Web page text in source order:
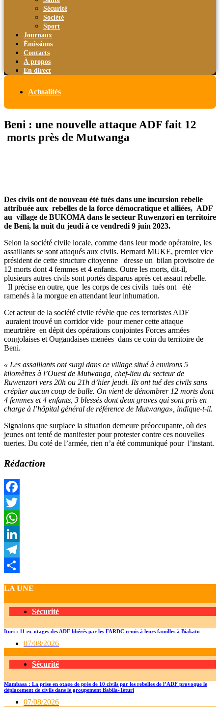
Sécurité
Société
Sport
Journaux
Émissions
Contacts
À propos
En direct
Actualités
Beni : une nouvelle attaque ADF fait 12
morts près de Mutwanga
Des civils ont de nouveau été tués dans une incursion rebelle
attribuée aux rebelles de la force démocratique et alliées, ADF
au village de BUKOMA dans le secteur Ruwenzori en territoire
de Beni, la nuit du jeudi à ce vendredi 9 juin 2023.
Selon la société civile locale, comme dans leur mode opératoire, les
assaillants se sont attaqués aux civils. Bernard MUKE, premier vice
président de cette structure citoyenne dresse un bilan provisoire de
12 morts dont 4 femmes et 4 enfants. Outre les morts, dit-il,
plusieurs autres civils sont portés disparus après cet assaut rebelle.
Il précise en outre, que les corps de ces civils tués ont été
ramenés à la morgue en attendant leur inhumation.
Cet acteur de la société civile révèle que ces terroristes ADF
auraient trouvé un corridor vide pour mener cette attaque
meurtrière en dépit des opérations conjointes Forces armées
congolaises et Ougandaises menées dans ce coin du territoire de
Beni.
« Les assaillants ont surgi dans ce village situé à environs 5
kilomètres à l’Ouest de Mutwanga, chef-lieu du secteur de
Ruwenzori vers 20h ou 21h d’hier jeudi. Ils ont tué des civils sans
crépiter aucun coup de balle. On vient de dénombrer 12 morts dont
4 femmes et 4 enfants, 3 blessés dont deux graves qui sont pris en
charge à l’hôpital général de référence de Mutwanga», indique-t-il.
Signalons que surplace la situation demeure préoccupante, où des
jeunes ont tenté de manifester pour protester contre ces nouvelles
tueries. Du coté de l’armée, rien n’a été communiqué pour l’instant.
Rédaction
Facebook
Twitter
WhatsApp
LinkedIn
Telegram
LA UNE
Sécurité
Ituri : 11 ex-otages des ADF libérés par les FARDC remis à leurs familles à Biakato
07/08/2026
Sécurité
Mambasa : La prise en otage de près de 10 civils par les rebelles de l’ADF provoque le
déplacement de civils dans le groupement Babila-Teturi
07/08/2026